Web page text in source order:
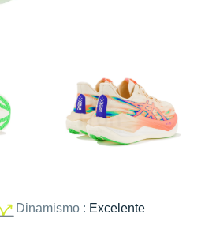
Dinamismo : Excelente